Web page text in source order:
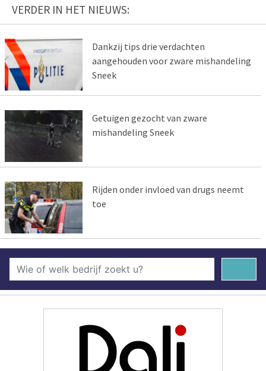
VERDER IN HET NIEUWS:
Dankzij tips drie verdachten
aangehouden voor zware mishandeling
Sneek
Getuigen gezocht van zware
mishandeling Sneek
Rijden onder invloed van drugs neemt
toe